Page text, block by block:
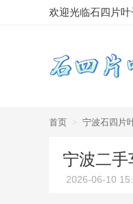
欢迎光临石四片叶
首页 > 宁波石四片
宁波二手
2026-06-10